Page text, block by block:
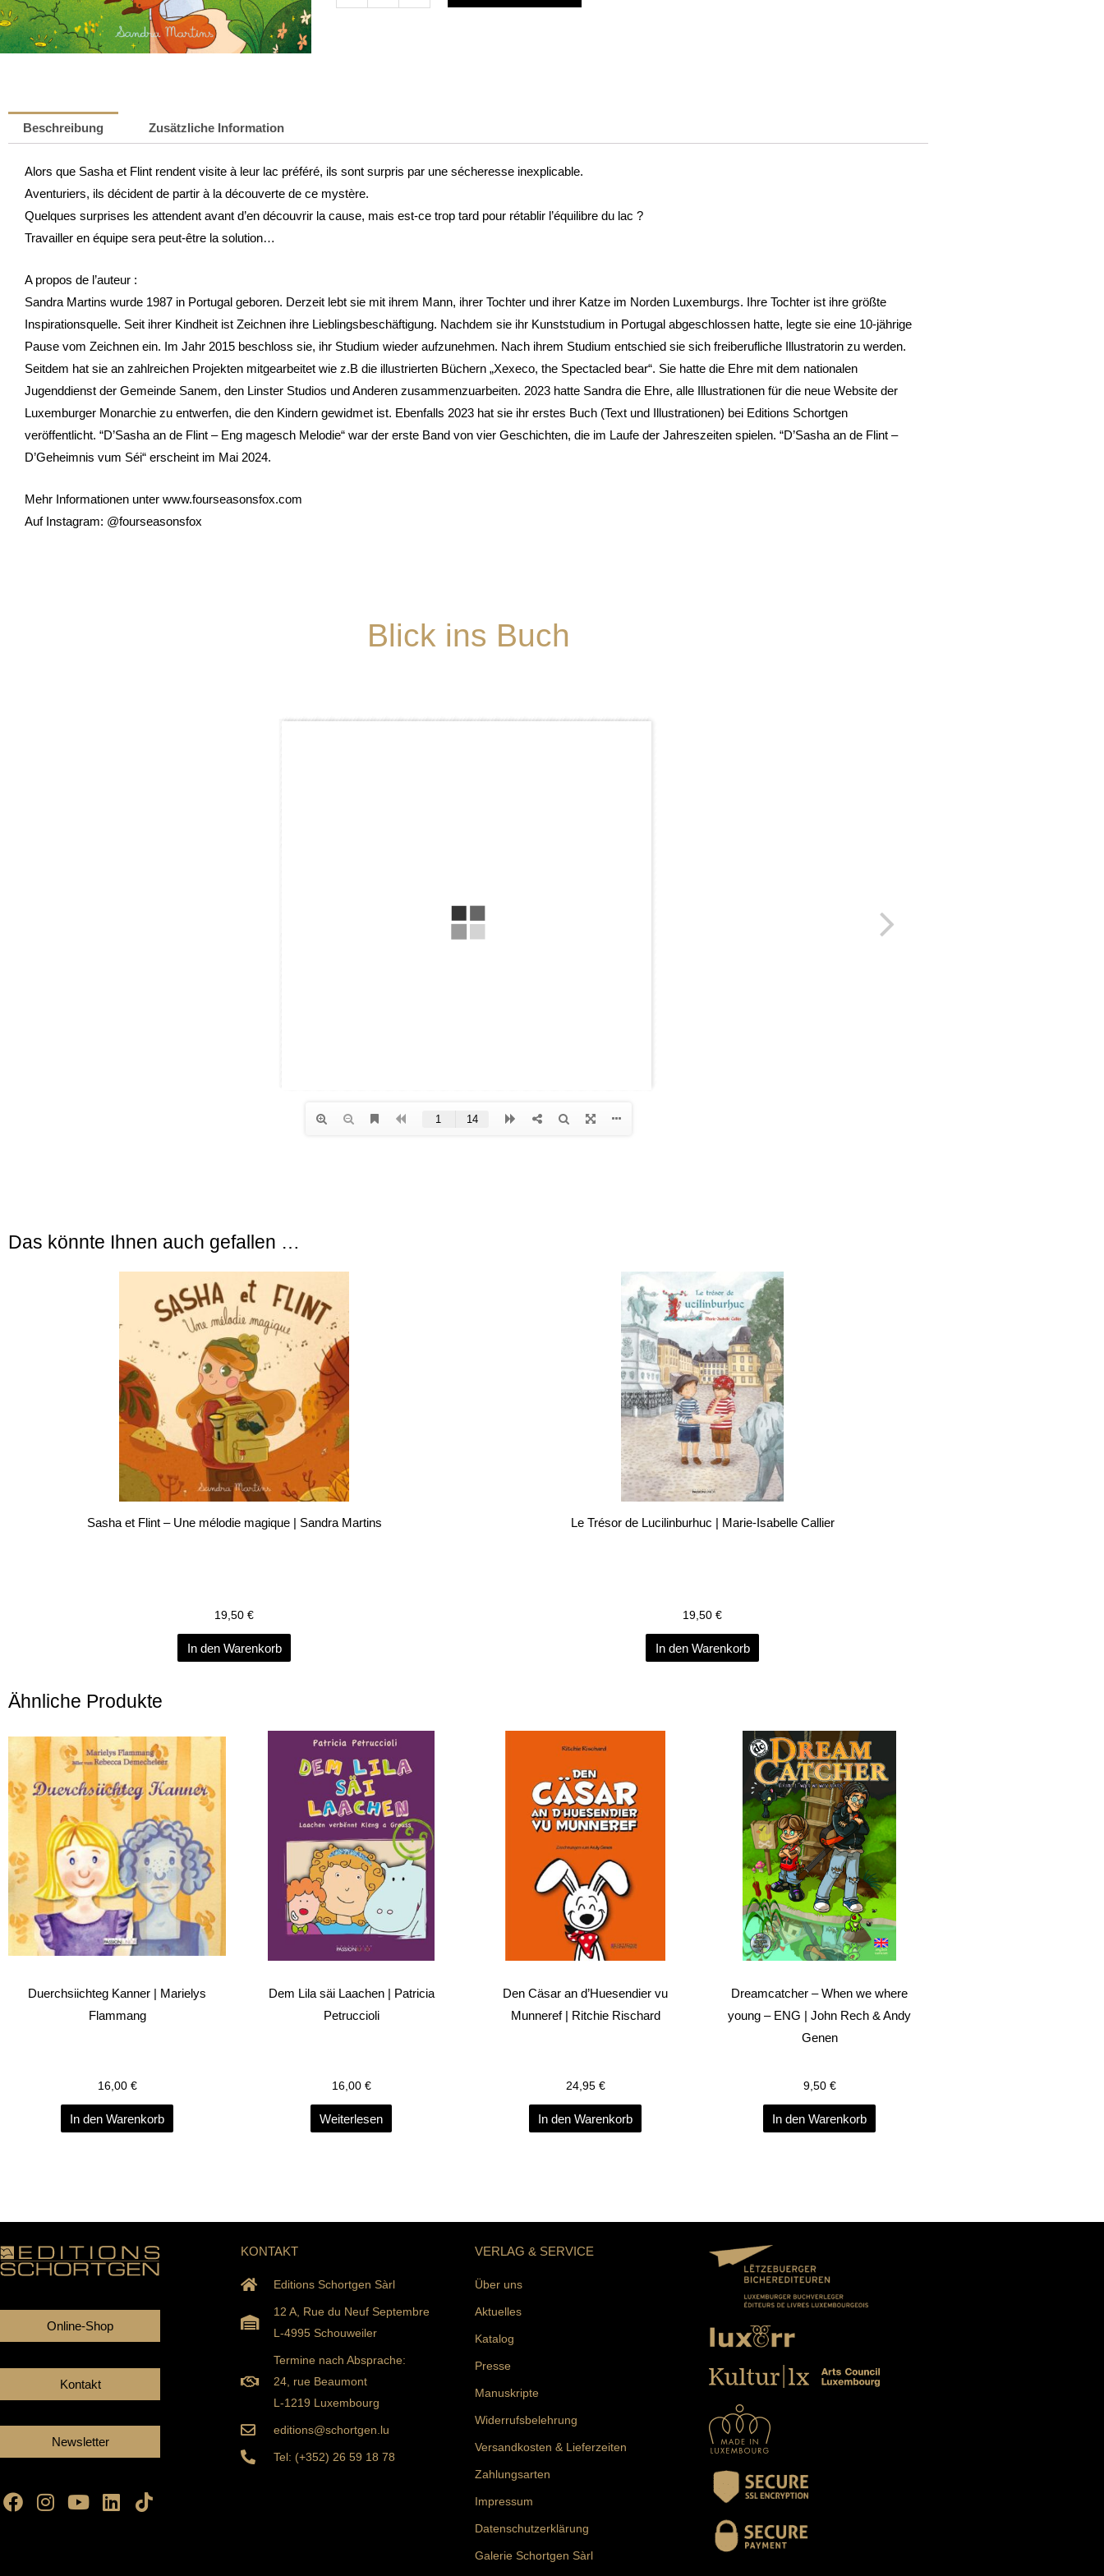
Sandra
Martins
Menge
Beschreibung Zusätzliche Information
Alors que Sasha et Flint rendent visite à leur lac préféré, ils sont surpris par une sécheresse inexplicable.
Aventuriers, ils décident de partir à la découverte de ce mystère.
Quelques surprises les attendent avant d’en découvrir la cause, mais est-ce trop tard pour rétablir l’équilibre du lac ?
Travailler en équipe sera peut-être la solution…
A propos de l’auteur :
Sandra Martins wurde 1987 in Portugal geboren. Derzeit lebt sie mit ihrem Mann, ihrer Tochter und ihrer Katze im Norden Luxemburgs. Ihre Tochter ist ihre größte
Inspirationsquelle. Seit ihrer Kindheit ist Zeichnen ihre Lieblingsbeschäftigung. Nachdem sie ihr Kunststudium in Portugal abgeschlossen hatte, legte sie eine 10-jährige
Pause vom Zeichnen ein. Im Jahr 2015 beschloss sie, ihr Studium wieder aufzunehmen. Nach ihrem Studium entschied sie sich freiberufliche Illustratorin zu werden.
Seitdem hat sie an zahlreichen Projekten mitgearbeitet wie z.B die illustrierten Büchern „Xexeco, the Spectacled bear“. Sie hatte die Ehre mit dem nationalen
Jugenddienst der Gemeinde Sanem, den Linster Studios und Anderen zusammenzuarbeiten. 2023 hatte Sandra die Ehre, alle Illustrationen für die neue Website der
Luxemburger Monarchie zu entwerfen, die den Kindern gewidmet ist. Ebenfalls 2023 hat sie ihr erstes Buch (Text und Illustrationen) bei Editions Schortgen
veröffentlicht. “D’Sasha an de Flint – Eng magesch Melodie“ war der erste Band von vier Geschichten, die im Laufe der Jahreszeiten spielen. “D’Sasha an de Flint –
D’Geheimnis vum Séi“ erscheint im Mai 2024.
Mehr Informationen unter www.fourseasonsfox.com
Auf Instagram: @fourseasonsfox
Blick ins Buch
Das könnte Ihnen auch gefallen …
Sasha et Flint – Une mélodie magique | Sandra Martins
19,50 €
In den Warenkorb
Le Trésor de Lucilinburhuc | Marie-Isabelle Callier
19,50 €
In den Warenkorb
Ähnliche Produkte
Duerchsiichteg Kanner | Marielys
Flammang
16,00 €
In den Warenkorb
Dem Lila säi Laachen | Patricia
Petruccioli
16,00 €
Weiterlesen
Den Cäsar an d’Huesendier vu
Munneref | Ritchie Rischard
24,95 €
In den Warenkorb
Dreamcatcher – When we where
young – ENG | John Rech & Andy
Genen
9,50 €
In den Warenkorb
Online-Shop
Kontakt
Newsletter
KONTAKT
Editions Schortgen Sàrl
12 A, Rue du Neuf Septembre
L-4995 Schouweiler
Termine nach Absprache:
24, rue Beaumont
L-1219 Luxembourg
editions@schortgen.lu
Tel: (+352) 26 59 18 78
VERLAG & SERVICE
Über uns
Aktuelles
Katalog
Presse
Manuskripte
Widerrufsbelehrung
Versandkosten & Lieferzeiten
Zahlungsarten
Impressum
Datenschutzerklärung
Galerie Schortgen Sàrl